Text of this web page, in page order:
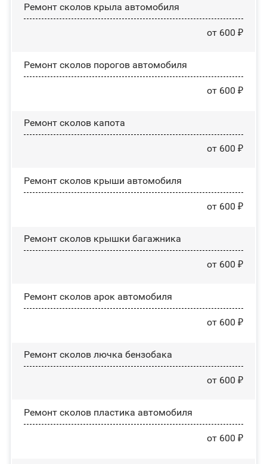
Ремонт сколов крыла автомобиля
от 600 ₽
Ремонт сколов порогов автомобиля
от 600 ₽
Ремонт сколов капота
от 600 ₽
Ремонт сколов крыши автомобиля
от 600 ₽
Ремонт сколов крышки багажника
от 600 ₽
Ремонт сколов арок автомобиля
от 600 ₽
Ремонт сколов лючка бензобака
от 600 ₽
Ремонт сколов пластика автомобиля
от 600 ₽